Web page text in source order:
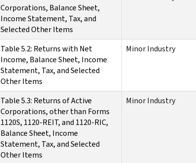
Corporations, Balance Sheet,
Income Statement, Tax, and
Selected Other Items
Table 5.2: Returns with Net
Income, Balance Sheet, Income
Statement, Tax, and Selected
Other Items
Minor Industry
Table 5.3: Returns of Active
Corporations, other than Forms
1120S, 1120-REIT, and 1120-RIC,
Balance Sheet, Income
Statement, Tax, and Selected
Other Items
Minor Industry